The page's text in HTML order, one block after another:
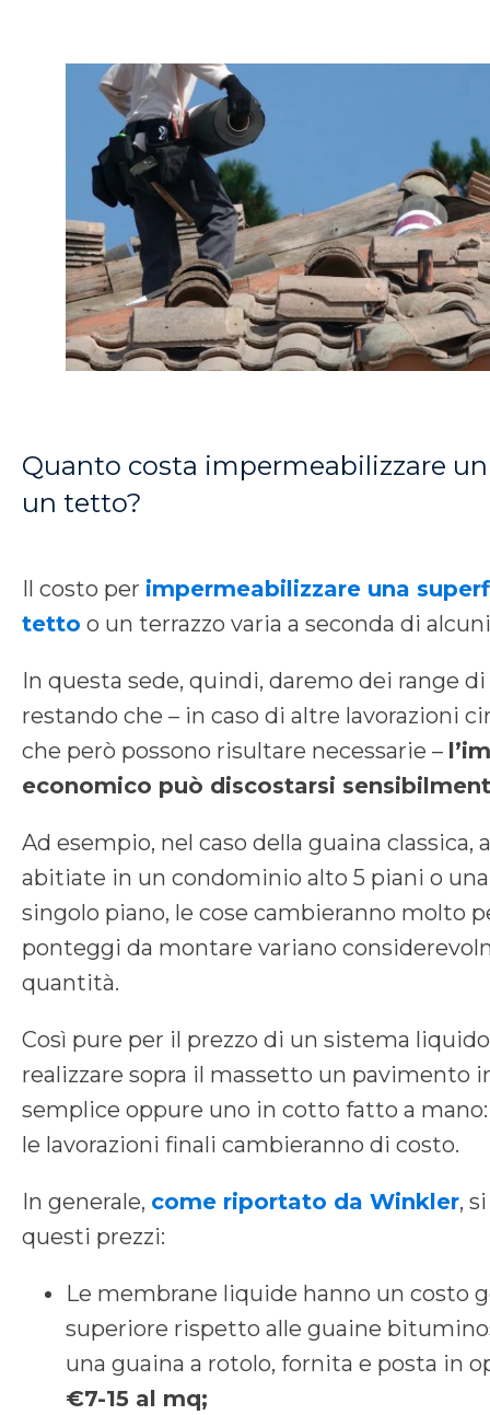
Quanto costa impermeabilizzare
un tetto?
Il costo per impermeabilizzare una
tetto o un terrazzo varia a seconda di
In questa sede, quindi, daremo dei range
restando che – in caso di altre lavorazioni
che però possono risultare necessarie –
economico può discostarsi
Ad esempio, nel caso della guaina classica,
abitiate in un condominio alto 5 piani o una
singolo piano, le cose cambieranno molto
ponteggi da montare variano
quantità.
Così pure per il prezzo di un sistema
realizzare sopra il massetto un pavimento
semplice oppure uno in cotto fatto a
le lavorazioni finali cambieranno di costo.
In generale, come riportato da Winkler,
questi prezzi:
Le membrane liquide hanno un costo
superiore rispetto alle guaine
una guaina a rotolo, fornita e posta in
€7-15 al mq;